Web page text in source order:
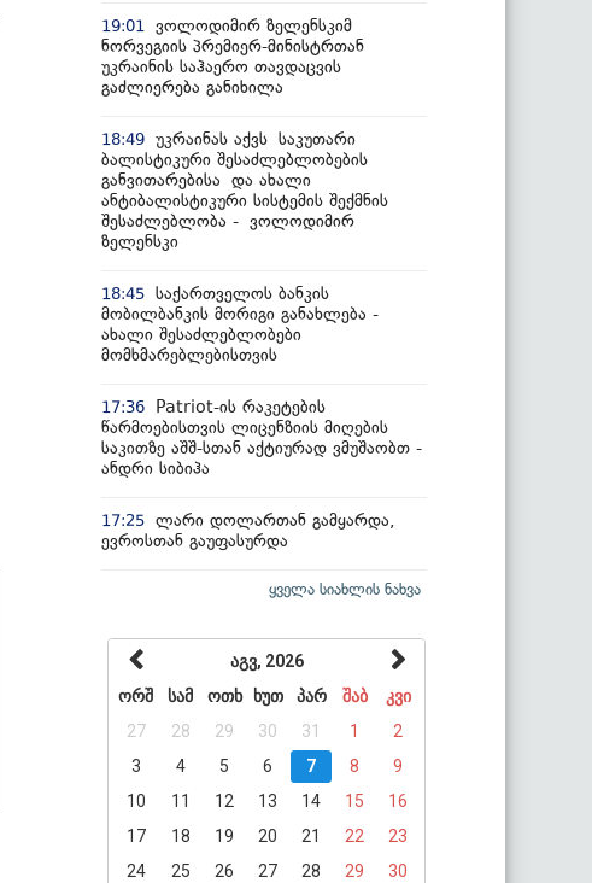
19:01
ვოლოდიმირ ზელენსკიმ
ნორვეგიის პრემიერ-მინისტრთან
უკრაინის საჰაერო თავდაცვის
გაძლიერება განიხილა
18:49 უკრაინას აქვს საკუთარი
ბალისტიკური შესაძლებლობების
განვითარებისა და ახალი
ანტიბალისტიკური სისტემის შექმნის
შესაძლებლობა - ვოლოდიმირ
ზელენსკი
18:45 საქართველოს ბანკის
მობილბანკის მორიგი განახლება -
ახალი შესაძლებლობები
მომხმარებლებისთვის
17:36
Patriot-ის რაკეტების
წარმოებისთვის ლიცენზიის მიღების
საკითზე აშშ-სთან აქტიურად ვმუშაობთ -
ანდრი სიბიჰა
17:25 ლარი დოლართან გამყარდა,
ევროსთან გაუფასურდა
ყველა სიახლის ნახვა
აგვ, 2026
ორშ
სამ ოთხ ხუთ პარ შაბ
კვი
27
28 29 30 31 1
2
3
4 5 6 7 8
9
10
11 12 13 14 15
16
17
18 19 20 21 22
23
24
25 26 27 28 29
30